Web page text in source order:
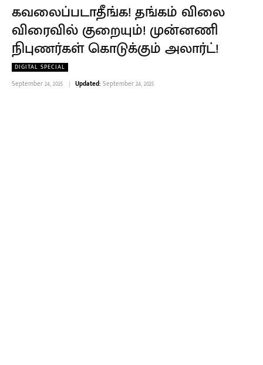
கவலைப்படாதீங்க! தங்கம் விலை
விரைவில் குறையும்! முன்னணி
நிபுணர்கள் கொடுக்கும் அலார்ட்!
DIGITAL SPECIAL
September 24, 2025 Updated: September 24, 2025